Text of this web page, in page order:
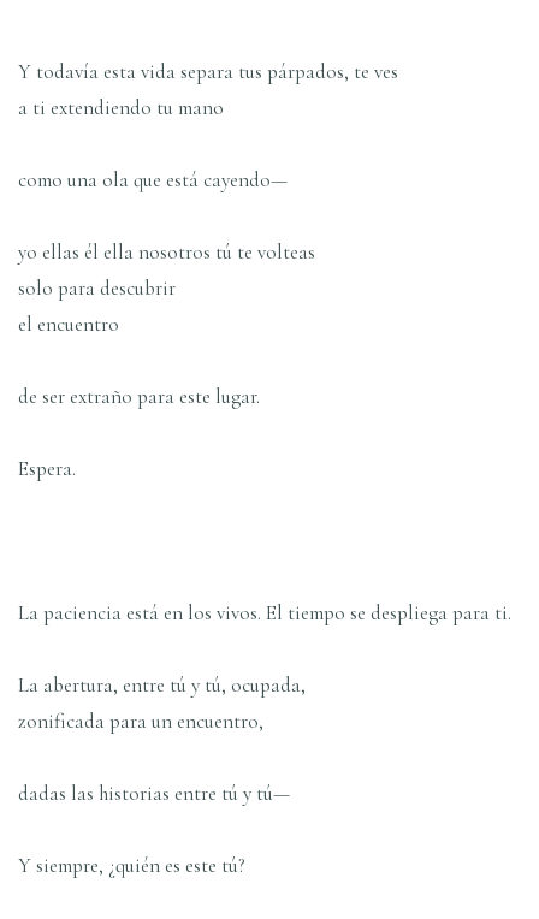
Y todavía esta vida separa tus párpados, te ves
a ti extendiendo tu mano
como una ola que está cayendo—
yo ellas él ella nosotros tú te volteas
solo para descubrir
el encuentro
de ser extraño para este lugar.
Espera.
La paciencia está en los vivos. El tiempo se despliega para ti.
La abertura, entre tú y tú, ocupada,
zonificada para un encuentro,
dadas las historias entre tú y tú—
Y siempre, ¿quién es este tú?